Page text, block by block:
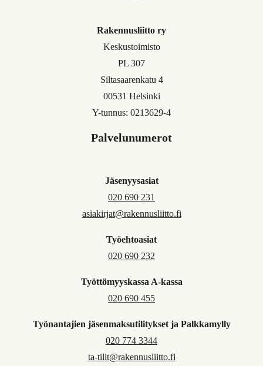
Rakennusliitto ry
Keskustoimisto
PL 307
Siltasaarenkatu 4
00531 Helsinki
Y-tunnus: 0213629-4
Palvelunumerot
Jäsenyysasiat
020 690 231
asiakirjat@rakennusliitto.fi
Työehtoasiat
020 690 232
Työttömyyskassa A-kassa
020 690 455
Työnantajien jäsenmaksutilitykset ja Palkkamylly
020 774 3344
ta-tilit@rakennusliitto.fi